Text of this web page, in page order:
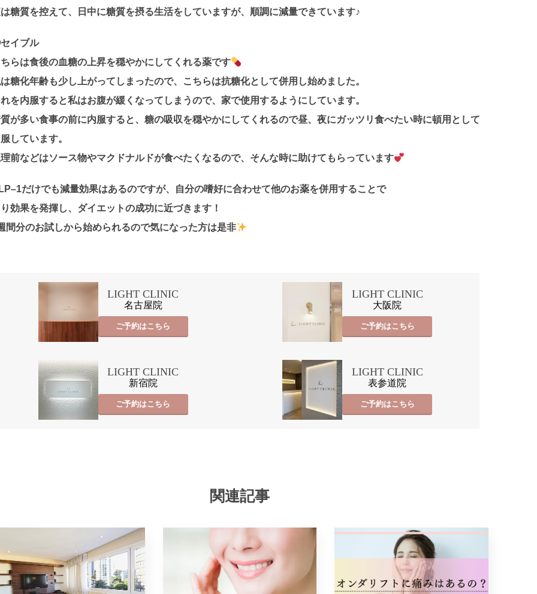
糖質を控えて、日中に糖質を摂る生活をしていますが、順調に減量できています♪
イブル
らは食後の血糖の上昇を穏やかにしてくれる薬です
糖化年齢も少し上がってしまったので、こちらは抗糖化として併用し始めました。
を内服すると私はお腹が緩くなってしまうので、家で使用するようにしています。
が多い食事の前に内服すると、糖の吸収を穏やかにしてくれるので昼、夜にガッツリ食べたい時に頓用として
しています。
前などはソース物やマクドナルドが食べたくなるので、そんな時に助けてもらっています
だけでも減量効果はあるのですが、自分の嗜好に合わせて他のお薬を併用することで
効果を発揮し、ダイエットの成功に近づきます！
間分のお試しから始められるので気になった方は是非
LIGHT CLINIC
名古屋院
ご予約はこちら
LIGHT CLINIC
大阪院
ご予約はこちら
LIGHT CLINIC
新宿院
ご予約はこちら
LIGHT CLINIC
表参道院
ご予約はこちら
関連記事